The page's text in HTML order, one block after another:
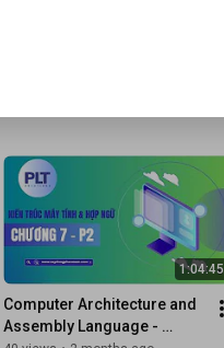
1:04:45
Computer Architecture and
Assembly Language -